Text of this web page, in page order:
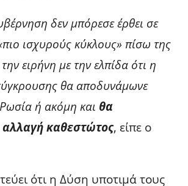
δεν μπόρεσε έρθει σε
ισχυρούς κύκλους» πίσω της
ειρήνη με την ελπίδα ότι η
θα αποδυνάμωνε
ή ακόμη και θα
καθεστώτος, είπε ο
ότι η Δύση υποτιμά τους